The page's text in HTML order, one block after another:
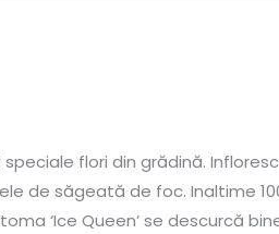
flori din grădină.
de săgeată de foc. Inaltime
‘Ice Queen’ se descurcă